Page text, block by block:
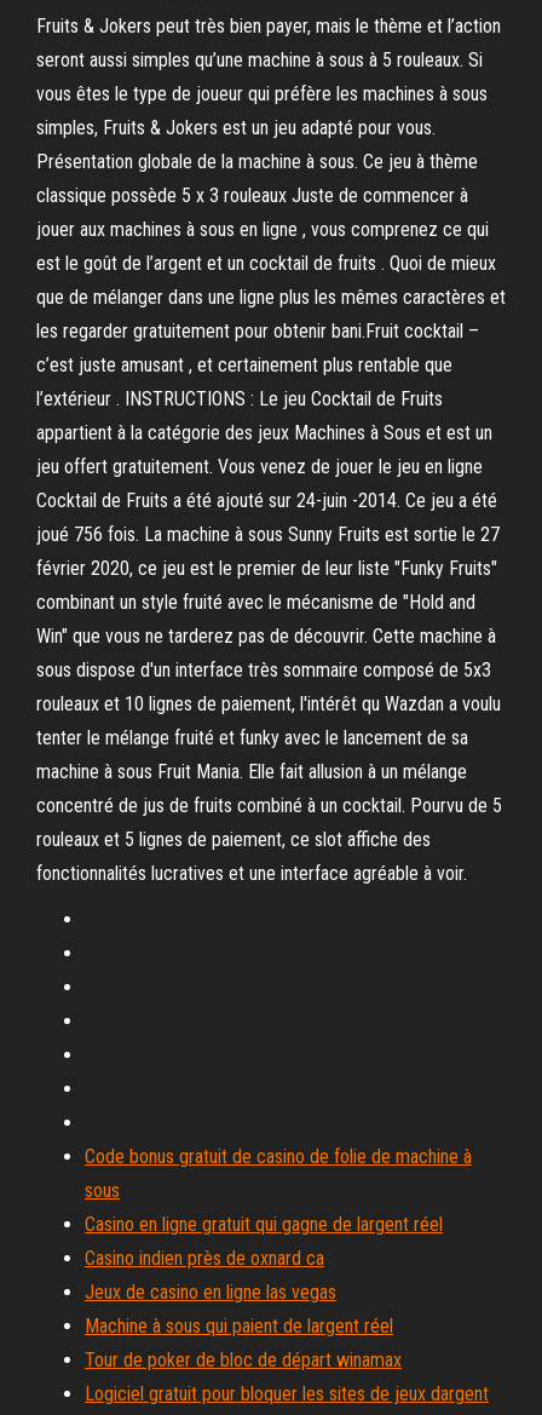
Fruits & Jokers peut très bien payer, mais le thème et l’action
seront aussi simples qu’une machine à sous à 5 rouleaux. Si
vous êtes le type de joueur qui préfère les machines à sous
simples, Fruits & Jokers est un jeu adapté pour vous.
Présentation globale de la machine à sous. Ce jeu à thème
classique possède 5 x 3 rouleaux Juste de commencer à
jouer aux machines à sous en ligne , vous comprenez ce qui
est le goût de l’argent et un cocktail de fruits . Quoi de mieux
que de mélanger dans une ligne plus les mêmes caractères et
les regarder gratuitement pour obtenir bani.Fruit cocktail –
c’est juste amusant , et certainement plus rentable que
l’extérieur . INSTRUCTIONS : Le jeu Cocktail de Fruits
appartient à la catégorie des jeux Machines à Sous et est un
jeu offert gratuitement. Vous venez de jouer le jeu en ligne
Cocktail de Fruits a été ajouté sur 24-juin -2014. Ce jeu a été
joué 756 fois. La machine à sous Sunny Fruits est sortie le 27
février 2020, ce jeu est le premier de leur liste "Funky Fruits"
combinant un style fruité avec le mécanisme de "Hold and
Win" que vous ne tarderez pas de découvrir. Cette machine à
sous dispose d'un interface très sommaire composé de 5x3
rouleaux et 10 lignes de paiement, l'intérêt qu Wazdan a voulu
tenter le mélange fruité et funky avec le lancement de sa
machine à sous Fruit Mania. Elle fait allusion à un mélange
concentré de jus de fruits combiné à un cocktail. Pourvu de 5
rouleaux et 5 lignes de paiement, ce slot affiche des
fonctionnalités lucratives et une interface agréable à voir.
Code bonus gratuit de casino de folie de machine à
sous
Casino en ligne gratuit qui gagne de largent réel
Casino indien près de oxnard ca
Jeux de casino en ligne las vegas
Machine à sous qui paient de largent réel
Tour de poker de bloc de départ winamax
Logiciel gratuit pour bloquer les sites de jeux dargent